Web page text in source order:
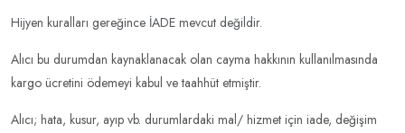
Hijyen kuralları gereğince İADE mevcut değildir.
Alıcı bu durumdan kaynaklanacak olan cayma hakkının kullanılmasında
kargo ücretini ödemeyi kabul ve taahhüt etmiştir.
Alıcı; hata, kusur, ayıp vb. durumlardaki mal/ hizmet için iade, değişim